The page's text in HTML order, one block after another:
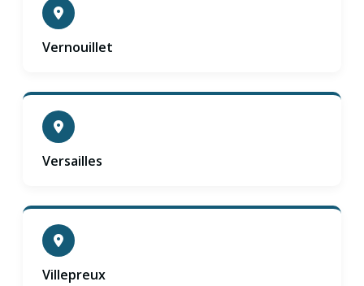
Vernouillet
Versailles
Villepreux